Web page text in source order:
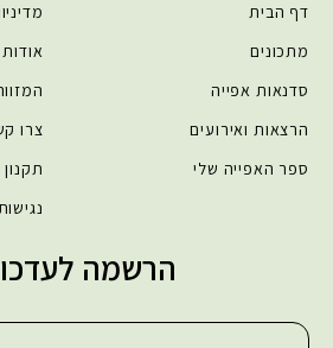
דף הבית
מתכונים
סדנאות אפייה
הרצאות ואירועים
ספר האפייה שלי
אודות
צרו
תקנון
הרשמה